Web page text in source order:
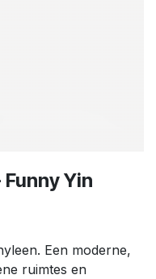
Yin
Een moderne,
ruimtes en